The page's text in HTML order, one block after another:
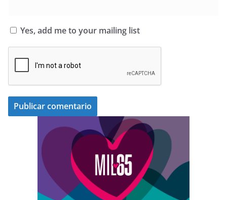
Yes, add me to your mailing list